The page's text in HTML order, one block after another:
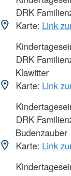
DRK
Karte: Link
DRK
Klawitter
Karte: Link
DRK
Budenzauber
Karte: Link